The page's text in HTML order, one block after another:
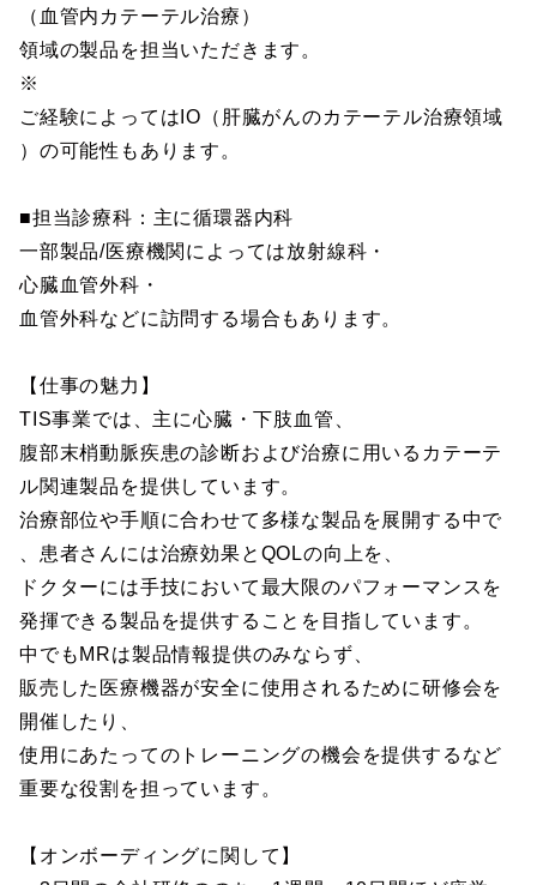
（血管内カテーテル治療）
領域の製品を担当いただきます。
※
ご経験によってはIO（肝臓がんのカテーテル治療領域
）の可能性もあります。
■担当診療科：主に循環器内科
一部製品/医療機関によっては放射線科・
心臓血管外科・
血管外科などに訪問する場合もあります。
【仕事の魅力】
TIS事業では、主に心臓・下肢血管、
腹部末梢動脈疾患の診断および治療に用いるカテーテ
ル関連製品を提供しています。
治療部位や手順に合わせて多様な製品を展開する中で
、患者さんには治療効果とQOLの向上を、
ドクターには手技において最大限のパフォーマンスを
発揮できる製品を提供することを目指しています。
中でもMRは製品情報提供のみならず、
販売した医療機器が安全に使用されるために研修会を
開催したり、
使用にあたってのトレーニングの機会を提供するなど
重要な役割を担っています。
【オンボーディングに関して】